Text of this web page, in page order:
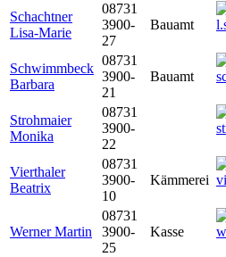
Schachtner
Lisa-Marie
08731
3900-
27
Bauamt
Schwimmbeck
Barbara
08731
3900-
21
Bauamt
Strohmaier
Monika
08731
3900-
22
Vierthaler
Beatrix
08731
3900-
10
Kämmerei
Werner Martin
08731
3900-
25
Kasse